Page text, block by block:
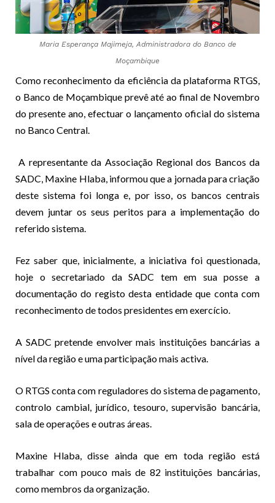
Maria Esperança Majimeja, Administradora do Banco de
Moçambique
Como reconhecimento da eficiência da plataforma RTGS,
o Banco de Moçambique prevê até ao final de Novembro
do presente ano, efectuar o lançamento oficial do sistema
no Banco Central.
A representante da Associação Regional dos Bancos da
SADC, Maxine Hlaba, informou que a jornada para criação
deste sistema foi longa e, por isso, os bancos centrais
devem juntar os seus peritos para a implementação do
referido sistema.
Fez saber que, inicialmente, a iniciativa foi questionada,
hoje o secretariado da SADC tem em sua posse a
documentação do registo desta entidade que conta com
reconhecimento de todos presidentes em exercício.
A SADC pretende envolver mais instituições bancárias a
nível da região e uma participação mais activa.
O RTGS conta com reguladores do sistema de pagamento,
controlo cambial, jurídico, tesouro, supervisão bancária,
sala de operações e outras áreas.
Maxine Hlaba, disse ainda que em toda região está
trabalhar com pouco mais de 82 instituições bancárias,
como membros da organização.